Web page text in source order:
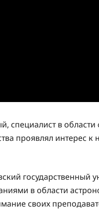
специалист в
проявлял интерес к
государственный
в области
своих